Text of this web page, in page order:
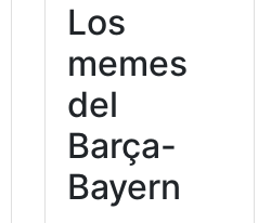
Los
memes
del
Barça-
Bayern